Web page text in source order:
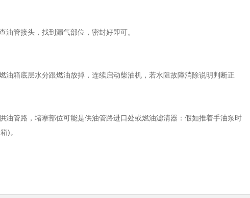
管接头，找到漏气部位，密封好即可。
箱底层水分跟燃油放掉，连续启动柴油机，若水阻故障消除说明判断正
管路，堵搴部位可能是供油管路进口处或燃油滤清器：假如推着手油泵时
)。